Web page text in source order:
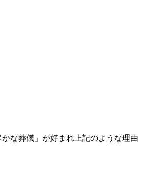
な葬儀」が好まれ上記のような理由